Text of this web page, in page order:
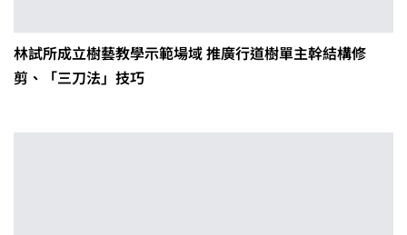
林試所成立樹藝教學示範場域 推廣行道樹單主幹結構修
剪、「三刀法」技巧